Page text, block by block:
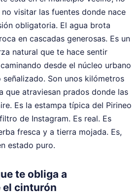
visitar las fuentes donde nace
obligatoria. El agua brota
en cascadas generosas. Es un
natural que te hace sentir
desde el núcleo urbano
señalizado. Son unos kilómetros
que atraviesan prados donde las
Es la estampa típica del Pirineo
de Instagram. Es real. Es
fresca y a tierra mojada. Es,
estado puro.
te obliga a
cinturón